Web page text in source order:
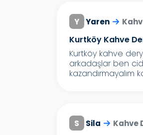
Y Yaren
Kurtköy Kahve
Kurtköy kahve
arkadaşlar ben
kazandırmayalım
S Sila Kahve